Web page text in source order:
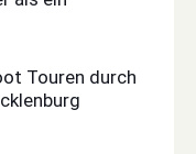
Touren durch